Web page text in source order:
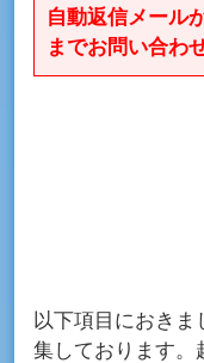
自動返信メール
までお問い合わ
以下項目におき
集しております。